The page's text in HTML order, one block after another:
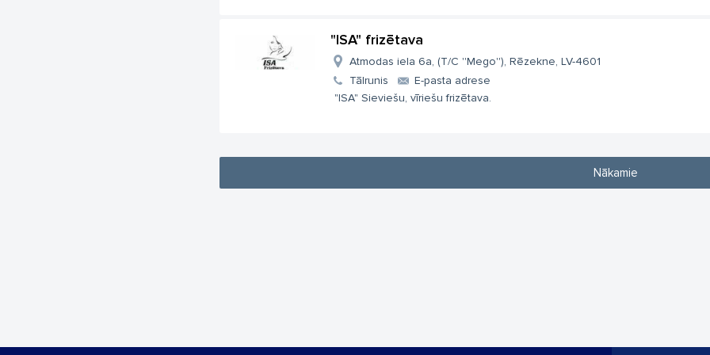
"ISA" frizētava
Atmodas iela 6a, (T/C ''Mego''), Rēzekne, LV-4601
Tālrunis
E-pasta adrese
"ISA" Sieviešu, vīriešu frizētava.
Nākamie